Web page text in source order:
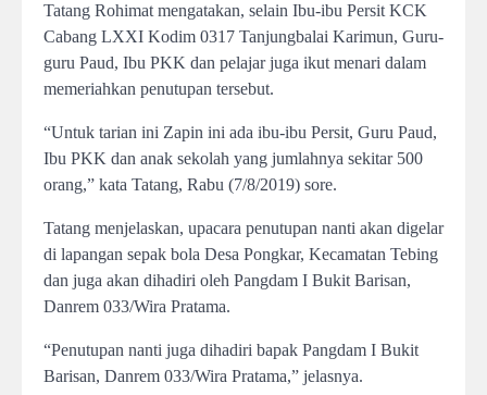
Tatang Rohimat mengatakan, selain Ibu-ibu Persit KCK
Cabang LXXI Kodim 0317 Tanjungbalai Karimun, Guru-
guru Paud, Ibu PKK dan pelajar juga ikut menari dalam
memeriahkan penutupan tersebut.
“Untuk tarian ini Zapin ini ada ibu-ibu Persit, Guru Paud,
Ibu PKK dan anak sekolah yang jumlahnya sekitar 500
orang,” kata Tatang, Rabu (7/8/2019) sore.
Tatang menjelaskan, upacara penutupan nanti akan digelar
di lapangan sepak bola Desa Pongkar, Kecamatan Tebing
dan juga akan dihadiri oleh Pangdam I Bukit Barisan,
Danrem 033/Wira Pratama.
“Penutupan nanti juga dihadiri bapak Pangdam I Bukit
Barisan, Danrem 033/Wira Pratama,” jelasnya.